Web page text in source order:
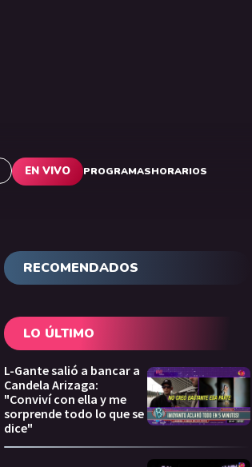
EN VIVO PROGRAMASHORARIOS
RECOMENDADOS
LO ÚLTIMO
L-Gante salió a bancar a
Candela Arizaga:
"Conviví con ella y me
sorprende todo lo que se
dice"